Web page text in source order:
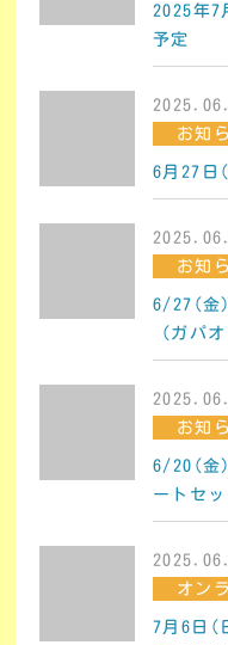
2025年7
予定
お知
6月27日
お知
6/27(金
（ガパ
お知
6/20(金)
ートセ
オン
7月6日(